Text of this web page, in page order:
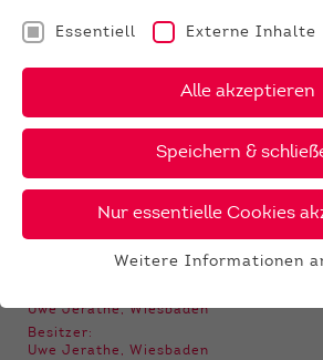
X ‹ ›
HIRASHIG
ET
Uwe Jerathe, Wiesbaden
Besitzer:
Uwe Jerathe, Wiesbaden
Essentiell Externe Inhalte
Alle akzeptieren
Speichern &
Nur essentielle Cookies
Funktionen der Webseite benötigt.
gewährleistet, dass die Webseite
Weitere Informationen